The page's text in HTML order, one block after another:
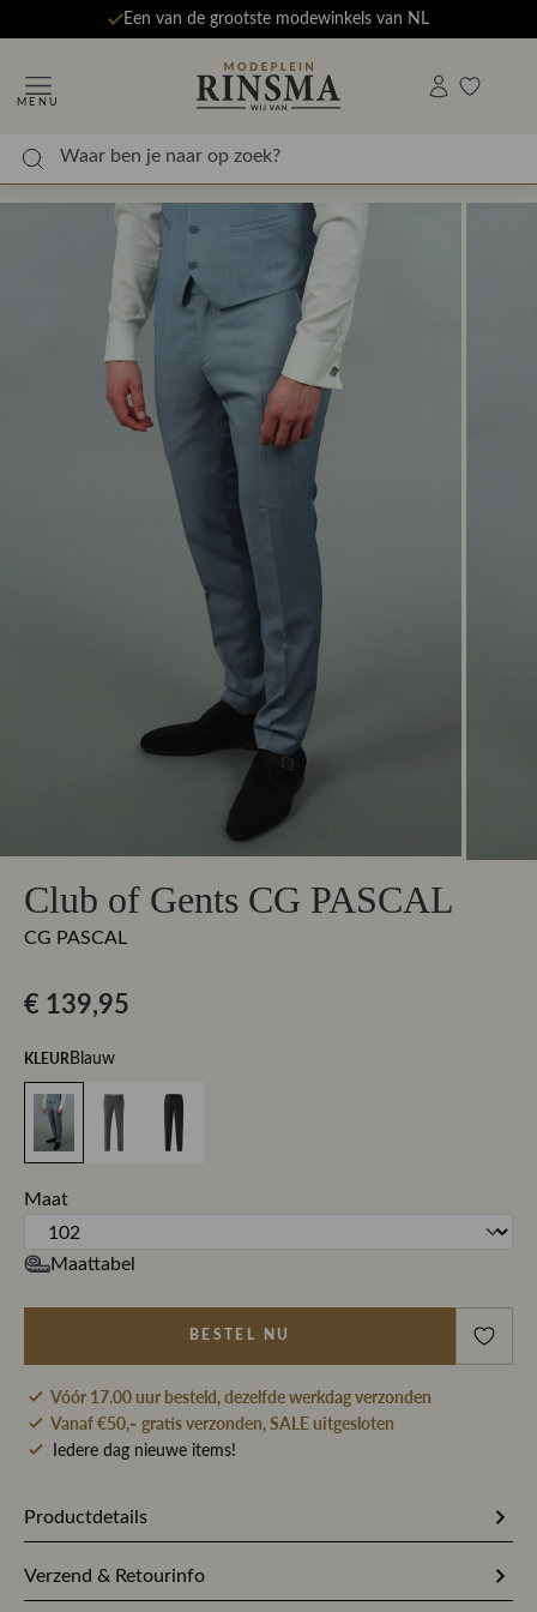
Een van de grootste modewinkels van NL
MENU
Club of Gents CG PASCAL
CG PASCAL
€ 139,95
KLEURBlauw
Maat
Maattabel
BESTEL NU
Vóór 17.00 uur besteld, dezelfde werkdag verzonden
Vanaf €50,- gratis verzonden, SALE uitgesloten
Iedere dag nieuwe items!
Productdetails
Artikelnummer
Verzend & Retourinfo